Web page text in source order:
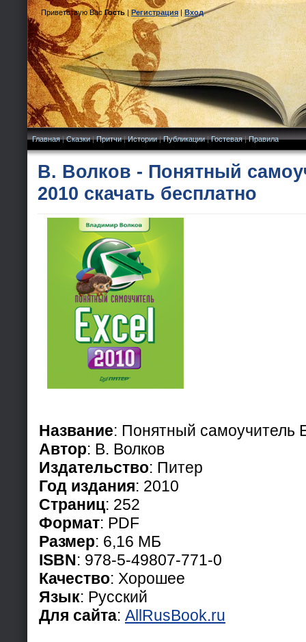
Приветствую Вас Гость|Регистрация|Вход
Главная|Сказки|Притчи|Истории|Публикации|Гостевая|Правила
В. Волков - Понятный
2010 скачать бесплатно
Название: Понятный самоучитель
Автор: В. Волков
Издательство: Питер
Год издания: 2010
Страниц: 252
Формат: PDF
Размер: 6,16 МБ
ISBN: 978-5-49807-771-0
Качество: Хорошее
Язык: Русский
Для сайта: AllRusBook.ru